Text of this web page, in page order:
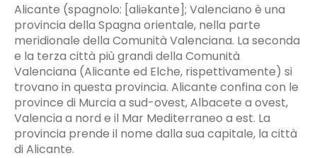
Alicante (spagnolo: [aliəkante]; Valenciano è una
provincia della Spagna orientale, nella parte
meridionale della Comunità Valenciana. La seconda
e la terza città più grandi della Comunità
Valenciana (Alicante ed Elche, rispettivamente) si
trovano in questa provincia. Alicante confina con le
province di Murcia a sud-ovest, Albacete a ovest,
Valencia a nord e il Mar Mediterraneo a est. La
provincia prende il nome dalla sua capitale, la città
di Alicante.